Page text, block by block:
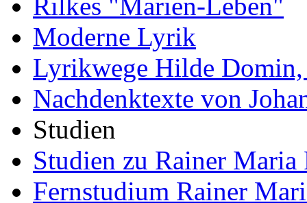
Moderne Lyrik
Lyrikwege Hilde
Nachdenktexte von
Studien
Studien zu Rainer Maria
Fernstudium Rainer